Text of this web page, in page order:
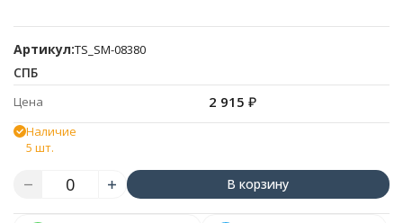
Артикул:TS_SM-08380
СПБ
Цена 2 915 ₽
Наличие
5 шт.
В корзину